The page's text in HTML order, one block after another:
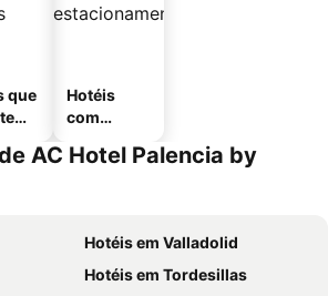
que
Hotéis
com
mento
AC Hotel Palencia by
Hotéis em Valladolid
Hotéis em Tordesillas